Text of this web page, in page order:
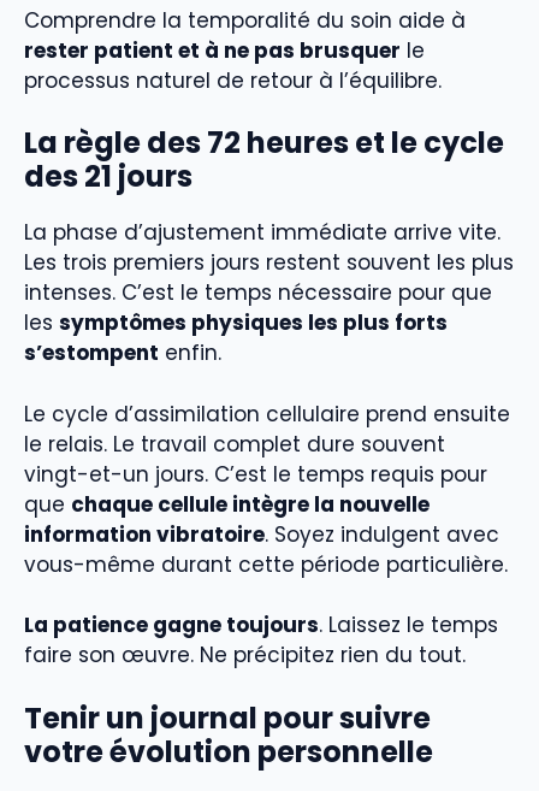
Comprendre la temporalité du soin aide à
rester patient et à ne pas brusquer le
processus naturel de retour à l’équilibre.
La règle des 72 heures et le cycle
des 21 jours
La phase d’ajustement immédiate arrive vite.
Les trois premiers jours restent souvent les plus
intenses. C’est le temps nécessaire pour que
les symptômes physiques les plus forts
s’estompent enfin.
Le cycle d’assimilation cellulaire prend ensuite
le relais. Le travail complet dure souvent
vingt-et-un jours. C’est le temps requis pour
que chaque cellule intègre la nouvelle
information vibratoire. Soyez indulgent avec
vous-même durant cette période particulière.
La patience gagne toujours. Laissez le temps
faire son œuvre. Ne précipitez rien du tout.
Tenir un journal pour suivre
votre évolution personnelle